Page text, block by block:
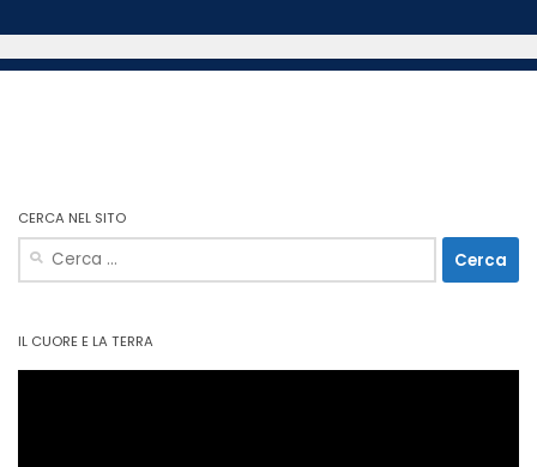
CERCA NEL SITO
Ricerca
per:
IL CUORE E LA TERRA